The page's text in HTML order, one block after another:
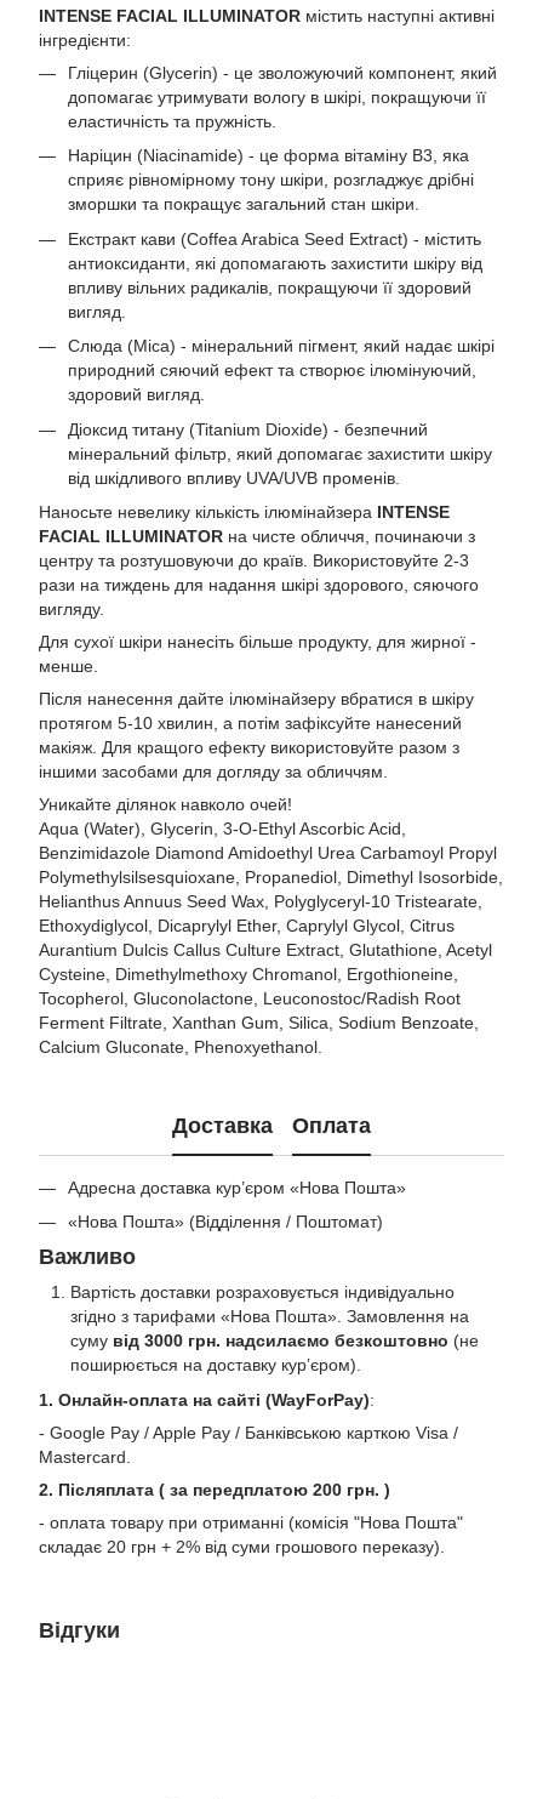
INTENSE FACIAL ILLUMINATOR містить наступні активні
інгредієнти:
Гліцерин (Glycerin) - це зволожуючий компонент, який
допомагає утримувати вологу в шкірі, покращуючи її
еластичність та пружність.
Наріцин (Niacinamide) - це форма вітаміну B3, яка
сприяє рівномірному тону шкіри, розгладжує дрібні
зморшки та покращує загальний стан шкіри.
Екстракт кави (Coffea Arabica Seed Extract) - містить
антиоксиданти, які допомагають захистити шкіру від
впливу вільних радикалів, покращуючи її здоровий
вигляд.
Слюда (Mica) - мінеральний пігмент, який надає шкірі
природний сяючий ефект та створює ілюмінуючий,
здоровий вигляд.
Діоксид титану (Titanium Dioxide) - безпечний
мінеральний фільтр, який допомагає захистити шкіру
від шкідливого впливу UVA/UVB променів.
Наносьте невелику кількість ілюмінайзера INTENSE
FACIAL ILLUMINATOR на чисте обличчя, починаючи з
центру та розтушовуючи до країв. Використовуйте 2-3
рази на тиждень для надання шкірі здорового, сяючого
вигляду.
Для сухої шкіри нанесіть більше продукту, для жирної -
менше.
Після нанесення дайте ілюмінайзеру вбратися в шкіру
протягом 5-10 хвилин, а потім зафіксуйте нанесений
макіяж. Для кращого ефекту використовуйте разом з
іншими засобами для догляду за обличчям.
Уникайте ділянок навколо очей!
Aqua (Water), Glycerin, 3-O-Ethyl Ascorbic Acid,
Benzimidazole Diamond Amidoethyl Urea Carbamoyl Propyl
Polymethylsilsesquioxane, Propanediol, Dimethyl Isosorbide,
Helianthus Annuus Seed Wax, Polyglyceryl-10 Tristearate,
Ethoxydiglycol, Dicaprylyl Ether, Caprylyl Glycol, Citrus
Aurantium Dulcis Callus Culture Extract, Glutathione, Acetyl
Cysteine, Dimethylmethoxy Chromanol, Ergothioneine,
Tocopherol, Gluconolactone, Leuconostoc/Radish Root
Ferment Filtrate, Xanthan Gum, Silica, Sodium Benzoate,
Calcium Gluconate, Phenoxyethanol.
Доставка Оплата
Адресна доставка кур’єром «Нова Пошта»
«Нова Пошта» (Відділення / Поштомат)
Важливо
Вартість доставки розраховується індивідуально
згідно з тарифами «Нова Пошта». Замовлення на
суму від 3000 грн. надсилаємо безкоштовно (не
поширюється на доставку курʼєром).
1. Онлайн-оплата на сайті (WayForPay):
- Google Pay / Apple Pay / Банківською карткою Visa /
Mastercard.
2. Післяплата ( за передплатою 200 грн. )
- оплата товару при отриманні (комісія "Нова Пошта"
складає 20 грн + 2% від суми грошового переказу).
Відгуки